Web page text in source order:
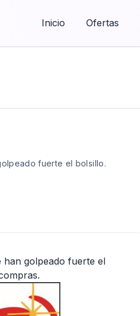
Inicio Ofertas
fuerte el bolsillo.
han golpeado fuerte el